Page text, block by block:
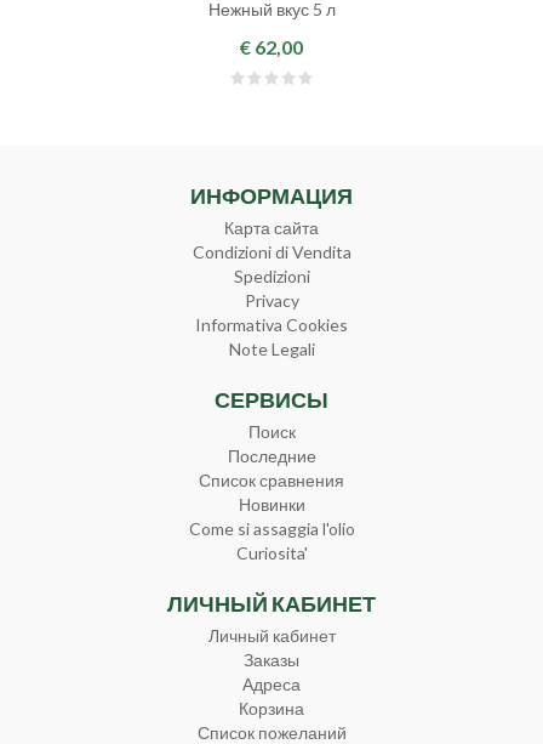
Нежный вкус 5 л
€ 62,00
ИНФОРМАЦИЯ
Карта сайта
Condizioni di Vendita
Spedizioni
Privacy
Informativa Cookies
Note Legali
СЕРВИСЫ
Поиск
Последние
Список сравнения
Новинки
Come si assaggia l'olio
Curiosita'
ЛИЧНЫЙ КАБИНЕТ
Личный кабинет
Заказы
Адреса
Корзина
Список пожеланий